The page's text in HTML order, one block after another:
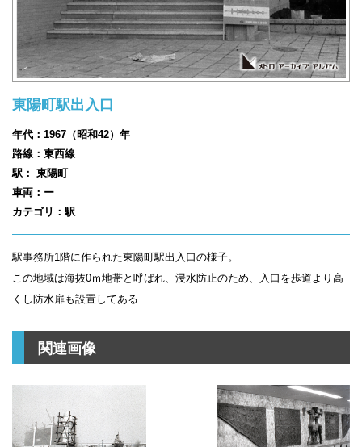
東陽町駅出入口
年代：1967（昭和42）年
路線：東西線
駅： 東陽町
車両：ー
カテゴリ：駅
駅事務所1階に作られた東陽町駅出入口の様子。
この地域は海抜0ｍ地帯と呼ばれ、浸水防止のため、入口を歩道より高
くし防水扉も設置してある
関連画像